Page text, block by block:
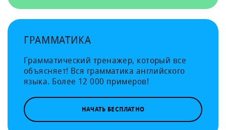
ГРАММАТИКА
Грамматический тренажер, который все
объясняет! Вся грамматика английского
языка. Более 12 000 примеров!
НАЧАТЬ БЕСПЛАТНО